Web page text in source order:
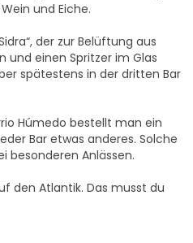
und Eiche.
der zur Belüftung aus
und einen Spritzer im Glas
spätestens in der dritten Bar
Húmedo bestellt man ein
Bar etwas anderes. Solche
besonderen Anlässen.
den Atlantik. Das musst du